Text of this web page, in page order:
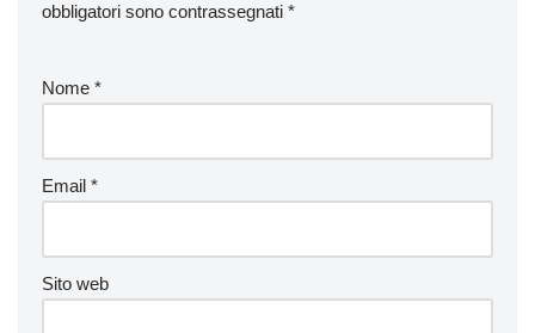
obbligatori sono contrassegnati *
Nome *
Email *
Sito web